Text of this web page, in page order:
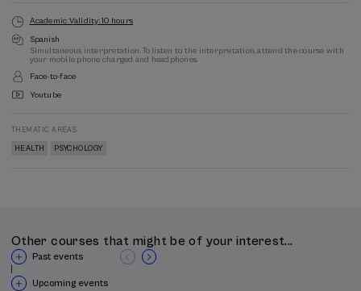
Academic Validity: 10 hours
Spanish
Simultaneous interpretation. To listen to the interpretation, attend the course with
your mobile phone charged and headphones.
Face-to-face
Youtube
THEMATIC AREAS
HEALTH PSYCHOLOGY
Other courses that might be of your interest...
Past events
Upcoming events